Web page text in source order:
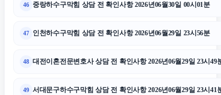
46 중랑하수구막힘 상담 전 확인사항 2026년06월30일 00시01분
47 인천하수구막힘 상담 전 확인사항 2026년06월29일 23시56분
48 대전이혼전문변호사 상담 전 확인사항 2026년06월29일 23시49
49 서대문구하수구막힘 상담 전 확인사항 2026년06월29일 23시41